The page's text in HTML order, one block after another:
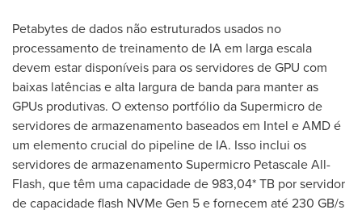
Petabytes de dados não estruturados usados no
processamento de treinamento de IA em larga escala
devem estar disponíveis para os servidores de GPU com
baixas latências e alta largura de banda para manter as
GPUs produtivas. O extenso portfólio da Supermicro de
servidores de armazenamento baseados em Intel e AMD é
um elemento crucial do pipeline de IA. Isso inclui os
servidores de armazenamento Supermicro Petascale All-
Flash, que têm uma capacidade de 983,04* TB por servidor
de capacidade flash NVMe Gen 5 e fornecem até 230 GB/s